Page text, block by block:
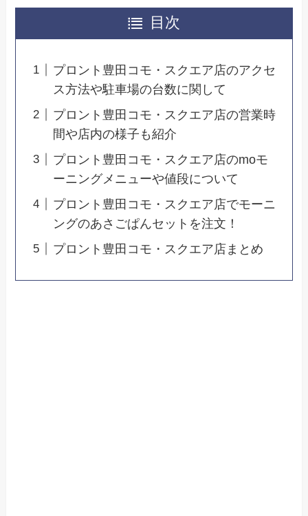
目次
プロント豊田コモ・スクエア店のアクセ
ス方法や駐車場の台数に関して
プロント豊田コモ・スクエア店の営業時
間や店内の様子も紹介
プロント豊田コモ・スクエア店のmoモ
ーニングメニューや値段について
プロント豊田コモ・スクエア店でモーニ
ングのあさごぱんセットを注文！
プロント豊田コモ・スクエア店まとめ